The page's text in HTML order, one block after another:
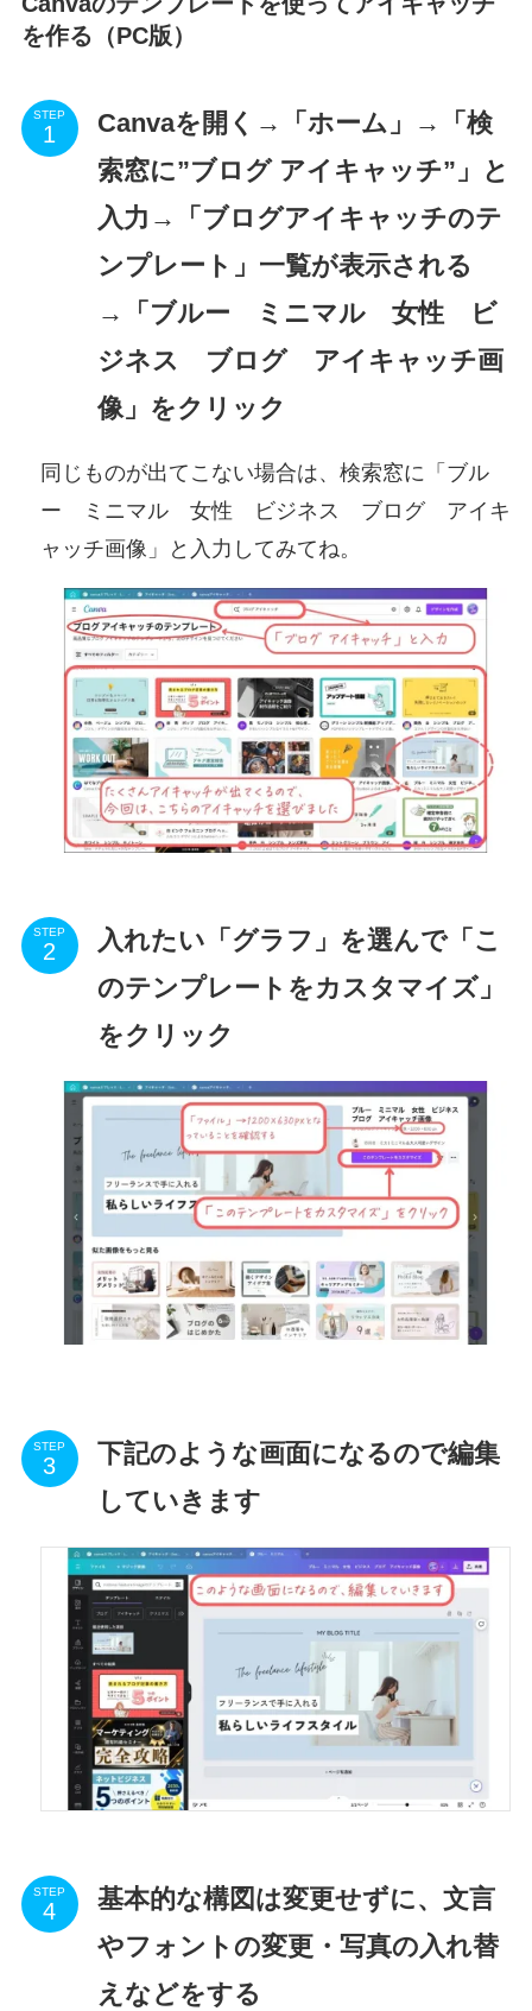
を作る （PC版）
STEP
Canvaを開く→「ホーム」→「検
索窓に”ブログ アイキャッチ”」と
入力→「ブログアイキャッチのテ
ンプレート」一覧が表示される
→「ブルー ミニマル 女性 ビ
ジネス ブログ アイキャッチ画
像」をクリック
同じものが出てこない場合は、検索窓に「ブル
ー ミニマル 女性 ビジネス ブログ アイキ
ャッチ画像」と入力してみてね。
STEP
入れたい「グラフ」を選んで「こ
のテンプレートをカスタマイズ」
をクリック
STEP
下記のような画面になるので編集
していきます
STEP
基本的な構図は変更せずに、文言
やフォントの変更・写真の入れ替
えなどをする